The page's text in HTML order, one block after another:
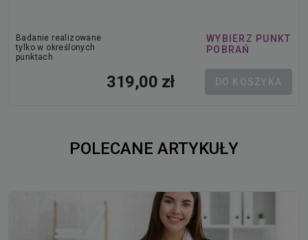
319,00 zł
Badanie realizowane
tylko w określonych
punktach
WYBIERZ PUNKT
POBRAŃ
DO KOSZYKA
POLECANE ARTYKUŁY